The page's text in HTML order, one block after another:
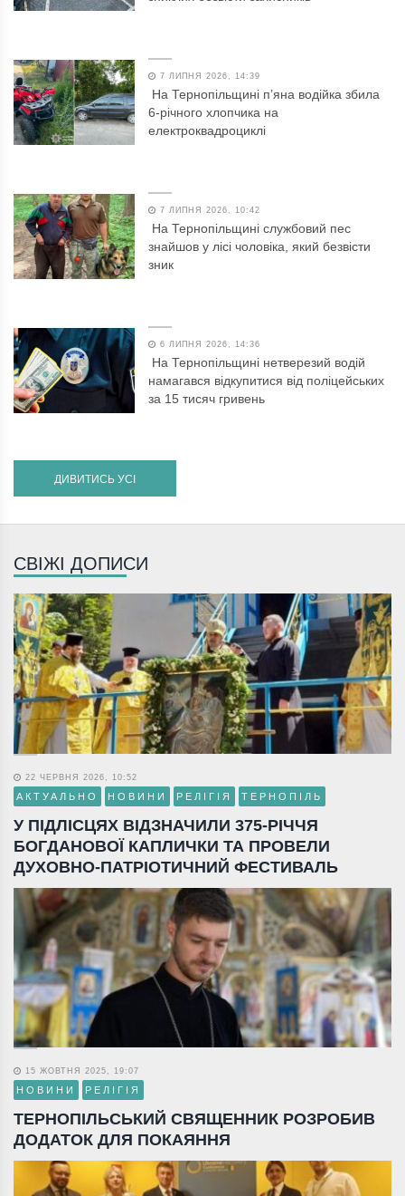
7 ЛИПНЯ 2026, 14:39
На Тернопільщині п’яна водійка збила
6-річного хлопчика на
електроквадроциклі
7 ЛИПНЯ 2026, 10:42
На Тернопільщині службовий пес
знайшов у лісі чоловіка, який безвісти
зник
6 ЛИПНЯ 2026, 14:36
На Тернопільщині нетверезий водій
намагався відкупитися від поліцейських
за 15 тисяч гривень
ДИВИТИСЬ УСІ
СВІЖІ ДОПИСИ
22 ЧЕРВНЯ 2026, 10:52
АКТУАЛЬНО НОВИНИ РЕЛІГІЯ ТЕРНОПІЛЬ
У ПІДЛІСЦЯХ ВІДЗНАЧИЛИ 375-РІЧЧЯ
БОГДАНОВОЇ КАПЛИЧКИ ТА ПРОВЕЛИ
ДУХОВНО-ПАТРІОТИЧНИЙ ФЕСТИВАЛЬ
15 ЖОВТНЯ 2025, 19:07
НОВИНИ РЕЛІГІЯ
ТЕРНОПІЛЬСЬКИЙ СВЯЩЕННИК РОЗРОБИВ
ДОДАТОК ДЛЯ ПОКАЯННЯ